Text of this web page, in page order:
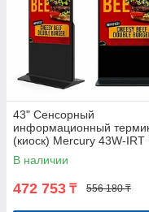
43" Сенсорный
информационный
(киоск) Mercury 43W-IRT
Windows Арт.7830
В наличии
472 753 ₸ 556 180 ₸